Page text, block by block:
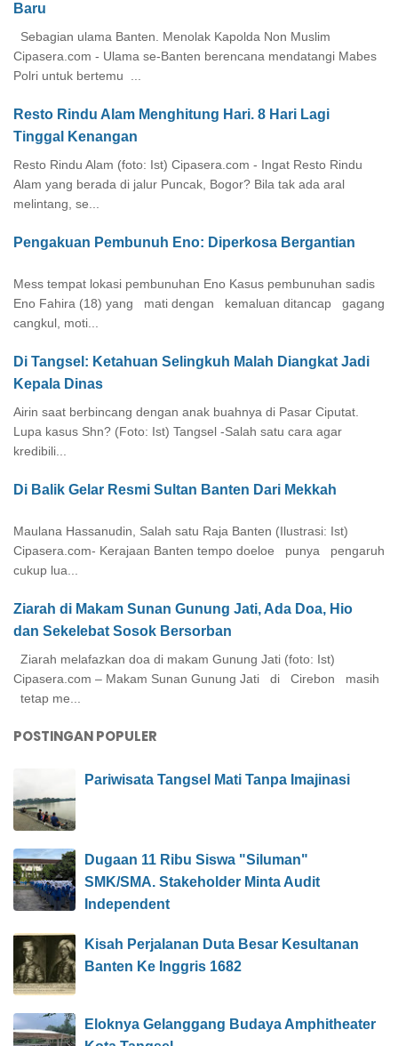
Baru
Sebagian ulama Banten. Menolak Kapolda Non Muslim
Cipasera.com - Ulama se-Banten berencana mendatangi Mabes
Polri untuk bertemu ...
Resto Rindu Alam Menghitung Hari. 8 Hari Lagi
Tinggal Kenangan
Resto Rindu Alam (foto: Ist) Cipasera.com - Ingat Resto Rindu
Alam yang berada di jalur Puncak, Bogor? Bila tak ada aral
melintang, se...
Pengakuan Pembunuh Eno: Diperkosa Bergantian
Mess tempat lokasi pembunuhan Eno Kasus pembunuhan sadis
Eno Fahira (18) yang mati dengan kemaluan ditancap gagang
cangkul, moti...
Di Tangsel: Ketahuan Selingkuh Malah Diangkat Jadi
Kepala Dinas
Airin saat berbincang dengan anak buahnya di Pasar Ciputat.
Lupa kasus Shn? (Foto: Ist) Tangsel -Salah satu cara agar
kredibili...
Di Balik Gelar Resmi Sultan Banten Dari Mekkah
Maulana Hassanudin, Salah satu Raja Banten (Ilustrasi: Ist)
Cipasera.com- Kerajaan Banten tempo doeloe punya pengaruh
cukup lua...
Ziarah di Makam Sunan Gunung Jati, Ada Doa, Hio
dan Sekelebat Sosok Bersorban
Ziarah melafazkan doa di makam Gunung Jati (foto: Ist)
Cipasera.com – Makam Sunan Gunung Jati di Cirebon masih
tetap me...
POSTINGAN POPULER
Pariwisata Tangsel Mati Tanpa Imajinasi
Dugaan 11 Ribu Siswa "Siluman"
SMK/SMA. Stakeholder Minta Audit
Independent
Kisah Perjalanan Duta Besar Kesultanan
Banten Ke Inggris 1682
Eloknya Gelanggang Budaya Amphitheater